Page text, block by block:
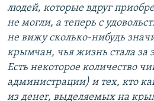
людей, которые вдруг
не могли, а теперь с
не вижу сколько-нибудь
крымчан, чья жизнь стала за
Есть некоторое количество
администрации) и тех, кто
из денег, выделяемых на